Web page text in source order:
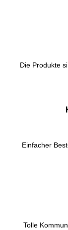
Die Produkte
Einfacher
Tolle